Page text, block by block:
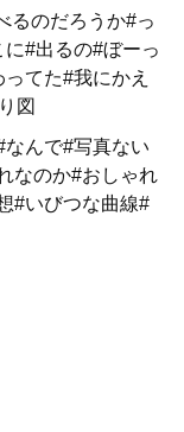
るのだろうか#っ
#出るの#ぼーっ
てた#我にかえ
図
んで#写真ない
なのか#おしゃれ
#いびつな曲線#